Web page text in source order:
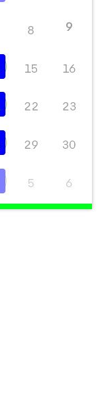
8 9
15 16
22 23
29 30
5 6